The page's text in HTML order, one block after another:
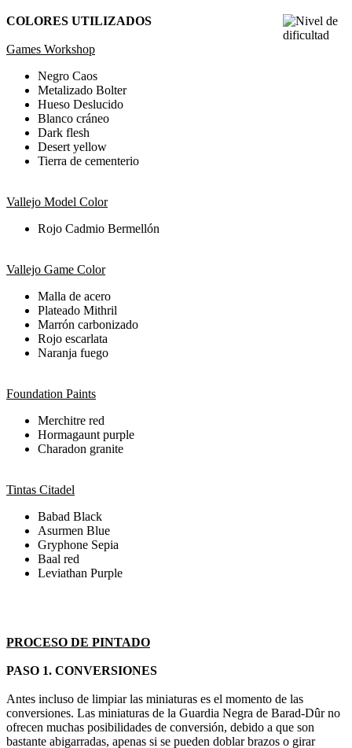
COLORES UTILIZADOS
Games Workshop
Negro Caos
Metalizado Bolter
Hueso Deslucido
Blanco cráneo
Dark flesh
Desert yellow
Tierra de cementerio
Vallejo Model Color
Rojo Cadmio Bermellón
Vallejo Game Color
Malla de acero
Plateado Mithril
Marrón carbonizado
Rojo escarlata
Naranja fuego
Foundation Paints
Merchitre red
Hormagaunt purple
Charadon granite
Tintas Citadel
Babad Black
Asurmen Blue
Gryphone Sepia
Baal red
Leviathan Purple
PROCESO DE PINTADO
PASO 1. CONVERSIONES
Antes incluso de limpiar las miniaturas es el momento de las
conversiones. Las miniaturas de la Guardia Negra de Barad-Dûr no
ofrecen muchas posibilidades de conversión, debido a que son
bastante abigarradas, apenas si se pueden doblar brazos o girar